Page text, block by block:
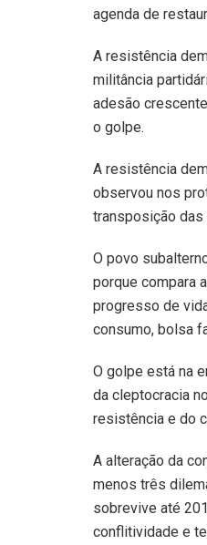
agenda de
A resistência
militância
adesão
o golpe.
A resistência
observou nos
transposição das
O povo
porque compara
progresso de
consumo, bolsa
O golpe está na
da cleptocracia
resistência e do
A alteração da
menos três
sobrevive até
conflitividade e